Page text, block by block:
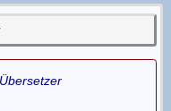
Übersetzer